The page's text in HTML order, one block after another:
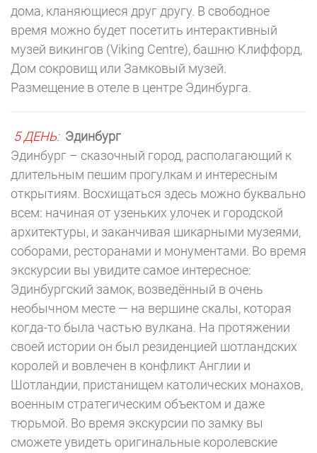
дома, кланяющиеся друг другу. В свободное
время можно будет посетить интерактивный
музей викингов (Viking Centre), башню Клиффорд,
Дом сокровищ или Замковый музей.
Размещение в отеле в центре Эдинбурга.
5 ДЕНЬ: Эдинбург
Эдинбург – сказочный город, располагающий к
длительным пешим прогулкам и интересным
открытиям. Восхищаться здесь можно буквально
всем: начиная от узеньких улочек и городской
архитектуры, и заканчивая шикарными музеями,
соборами, ресторанами и монументами. Во время
экскурсии вы увидите самое интересное:
Эдинбургский замок, возведённый в очень
необычном месте — на вершине скалы, которая
когда-то была частью вулкана. На протяжении
своей истории он был резиденцией шотландских
королей и вовлечен в конфликт Англии и
Шотландии, пристанищем католических монахов,
военным стратегическим объектом и даже
тюрьмой. Во время экскурсии по замку вы
сможете увидеть оригинальные королевские